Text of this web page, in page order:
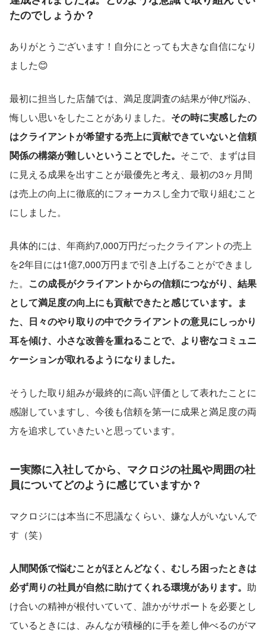
たのでしょうか？
ありがとうございます！自分にとっても大きな自信になり
ました😊
最初に担当した店舗では、満足度調査の結果が伸び悩み、
悔しい思いをしたことがありました。 その時に実感したの
はクライアントが希望する売上に貢献できていないと信頼
関係の構築が難しいということでした。 そこで、まずは目
に見える成果を出すことが最優先と考え、最初の3ヶ月間
は売上の向上に徹底的にフォーカスし全力で取り組むこと
にしました。
具体的には、年商約7,000万円だったクライアントの売上
を2年目には1億7,000万円まで引き上げることができまし
た。 この成長がクライアントからの信頼につながり、結果
として満足度の向上にも貢献できたと感じています。ま
た、日々のやり取りの中でクライアントの意見にしっかり
耳を傾け、小さな改善を重ねることで、より密なコミュニ
ケーションが取れるようになりました。
そうした取り組みが最終的に高い評価として表れたことに
感謝していますし、今後も信頼を第一に成果と満足度の両
方を追求していきたいと思っています。
ー実際に入社してから、マクロジの社風や周囲の社
員についてどのように感じていますか？
マクロジには本当に不思議なくらい、嫌な人がいないんで
す（笑）
人間関係で悩むことがほとんどなく、むしろ困ったときは
必ず周りの社員が自然に助けてくれる環境があります。 助
け合いの精神が根付いていて、誰かがサポートを必要とし
ているときには、みんなが積極的に手を差し伸べるのがマ